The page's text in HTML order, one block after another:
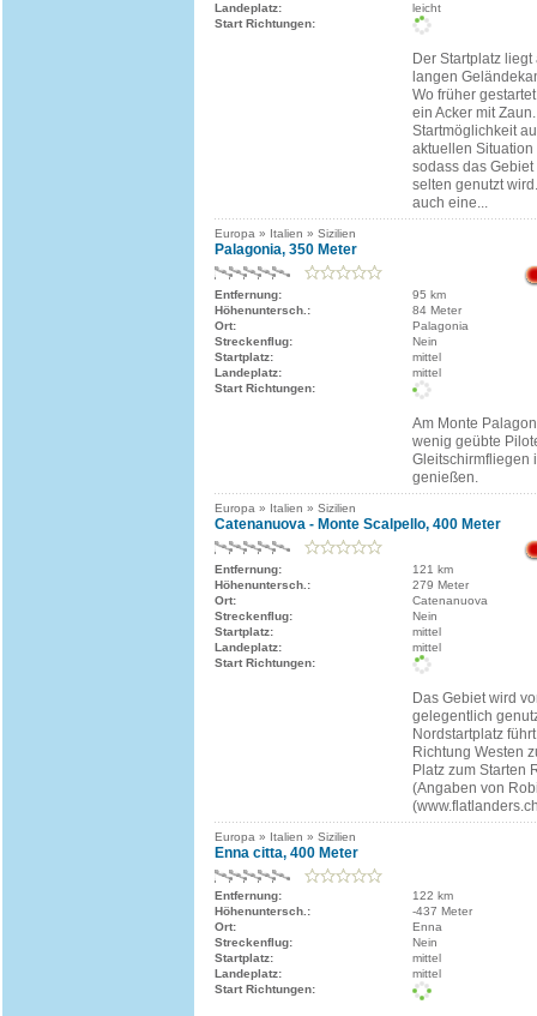
Landeplatz:
leicht
Start Richtungen:
Der Startplatz
langen
Wo früher
ein Acker mit
Startmöglichkeit
aktuellen
sodass das
selten genutzt
auch eine...
Europa » Italien » Sizilien
Palagonia, 350 Meter
Entfernung:
95 km
Höhenuntersch.:
84 Meter
Ort:
Palagonia
Streckenflug:
Nein
Startplatz:
mittel
Landeplatz:
mittel
Start Richtungen:
Am Monte
wenig geübte
Gleitschirmfliegen
genießen.
Europa » Italien » Sizilien
Catenanuova - Monte Scalpello, 400 Meter
Entfernung:
121 km
Höhenuntersch.:
279 Meter
Ort:
Catenanuova
Streckenflug:
Nein
Startplatz:
mittel
Landeplatz:
mittel
Start Richtungen:
Das Gebiet wird
gelegentlich
Nordstartplatz
Richtung Westen
Platz zum Starten
(Angaben von
Europa » Italien » Sizilien
Enna citta, 400 Meter
Entfernung:
122 km
Höhenuntersch.:
-437 Meter
Ort:
Enna
Streckenflug:
Nein
Startplatz:
mittel
Landeplatz:
mittel
Start Richtungen: